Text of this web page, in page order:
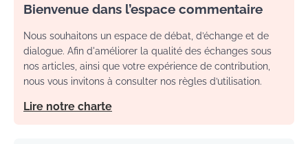
Bienvenue dans l’espace commentaire
Nous souhaitons un espace de débat, d’échange et de
dialogue. Afin d'améliorer la qualité des échanges sous
nos articles, ainsi que votre expérience de contribution,
nous vous invitons à consulter nos règles d’utilisation.
Lire notre charte